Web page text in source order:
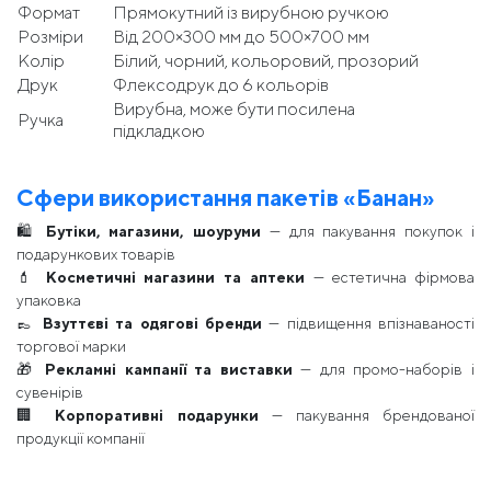
Формат
Прямокутний із вирубною ручкою
Розміри
Від 200×300 мм до 500×700 мм
Колір
Білий, чорний, кольоровий, прозорий
Друк
Флексодрук до 6 кольорів
Ручка
Вирубна, може бути посилена
підкладкою
Сфери використання пакетів «Банан»
🛍 Бутіки, магазини, шоуруми — для пакування покупок і
подарункових товарів
💄 Косметичні магазини та аптеки — естетична фірмова
упаковка
👞 Взуттєві та одягові бренди — підвищення впізнаваності
торгової марки
🎁 Рекламні кампанії та виставки — для промо-наборів і
сувенірів
🏢 Корпоративні подарунки — пакування брендованої
продукції компанії